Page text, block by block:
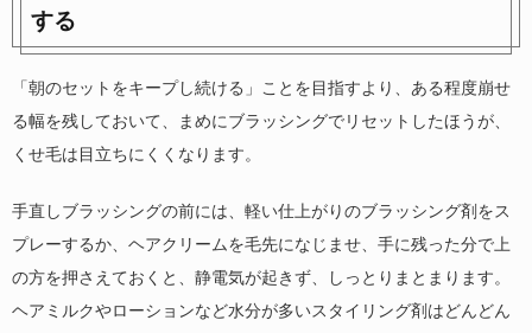
する
「朝のセットをキープし続ける」ことを目指すより、ある程度崩せ
る幅を残しておいて、まめにブラッシングでリセットしたほうが、
くせ毛は目立ちにくくなります。
手直しブラッシングの前には、軽い仕上がりのブラッシング剤をス
プレーするか、ヘアクリームを毛先になじませ、手に残った分で上
の方を押さえておくと、静電気が起きず、しっとりまとまります。
ヘアミルクやローションなど水分が多いスタイリング剤はどんどん